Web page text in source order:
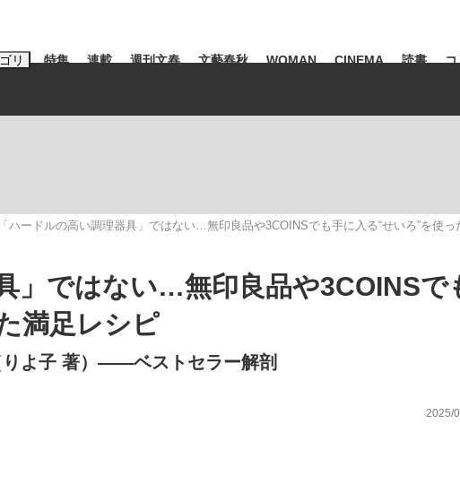
リ
明かした日本代表監督に...
特集 連載 週刊文春 文藝春秋 WOMAN CINEMA 読書 コ
凌輝 #高市早苗 #後藤真希 #森岡毅 #城彰二 #内田有紀
#松田
ハードルの高い調理器具」ではない…無印良品や3COINSでも手に入る“せいろ”を使っ
」ではない…無印良品や3COINSで
満足レシピ
よ子 著）――ベストセラー解剖
2025/